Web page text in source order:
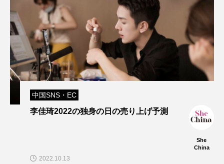
中国SNS・EC
李佳琦2022の独身の日の売り上げ予測
She
China
2022.10.13